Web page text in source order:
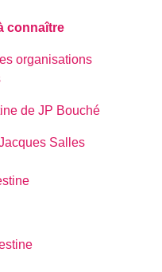
connaître
organisations
de JP Bouché
Salles